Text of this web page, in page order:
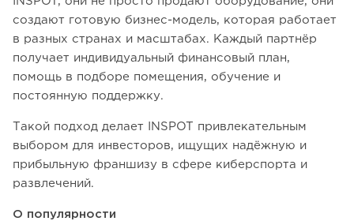
создают готовую бизнес-модель, которая работает
в разных странах и масштабах. Каждый партнёр
получает индивидуальный финансовый план,
помощь в подборе помещения, обучение и
постоянную поддержку.
Такой подход делает INSPOT привлекательным
выбором для инвесторов, ищущих надёжную и
прибыльную франшизу в сфере киберспорта и
развлечений.
О популярности